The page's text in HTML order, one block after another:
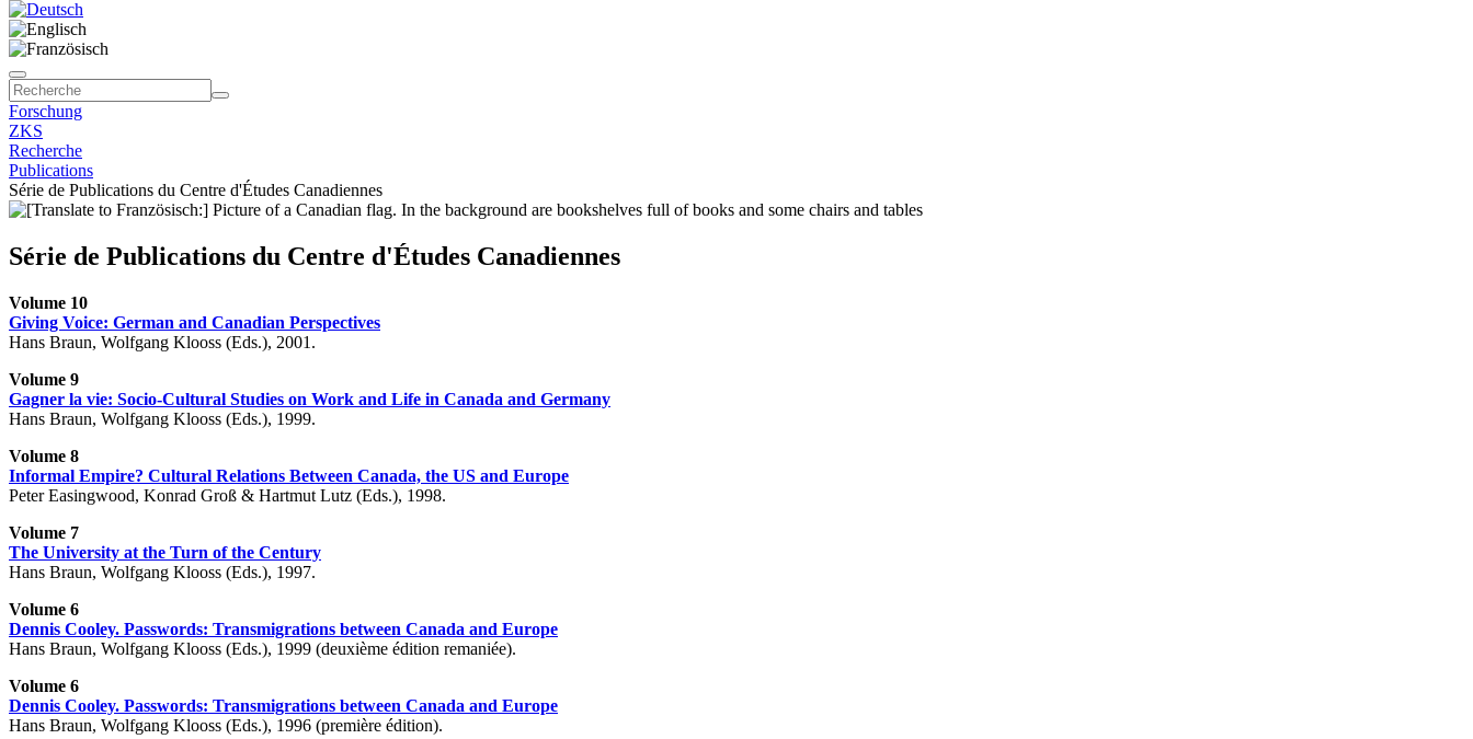
Forschung
ZKS
Recherche
Publications
Série de Publications du Centre d'Études Canadiennes
Série de Publications du Centre d'Études Canadiennes
Volume 10
Giving Voice: German and Canadian Perspectives
Hans Braun, Wolfgang Klooss (Eds.), 2001.
Volume 9
Gagner la vie: Socio-Cultural Studies on Work and Life in Canada and Germany
Hans Braun, Wolfgang Klooss (Eds.), 1999.
Volume 8
Informal Empire? Cultural Relations Between Canada, the US and Europe
Peter Easingwood, Konrad Groß & Hartmut Lutz (Eds.), 1998.
Volume 7
The University at the Turn of the Century
Hans Braun, Wolfgang Klooss (Eds.), 1997.
Volume 6
Dennis Cooley. Passwords: Transmigrations between Canada and Europe
Hans Braun, Wolfgang Klooss (Eds.), 1999 (deuxième édition remaniée).
Volume 6
Dennis Cooley. Passwords: Transmigrations between Canada and Europe
Hans Braun, Wolfgang Klooss (Eds.), 1996 (première édition).